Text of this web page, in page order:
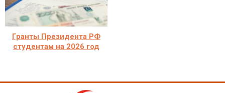
Гранты Президента РФ
студентам на 2026 год